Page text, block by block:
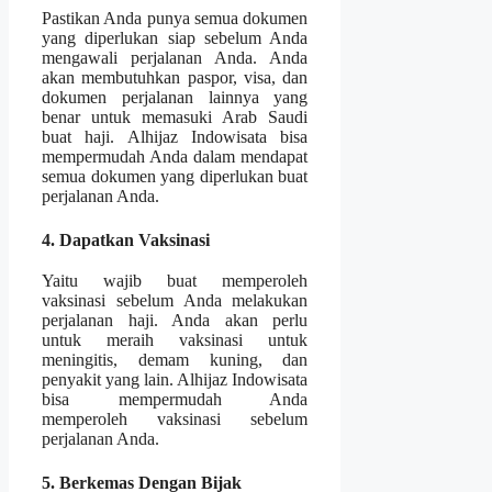
Pastikan Anda punya semua dokumen
yang diperlukan siap sebelum Anda
mengawali perjalanan Anda. Anda
akan membutuhkan paspor, visa, dan
dokumen perjalanan lainnya yang
benar untuk memasuki Arab Saudi
buat haji. Alhijaz Indowisata bisa
mempermudah Anda dalam mendapat
semua dokumen yang diperlukan buat
perjalanan Anda.
4. Dapatkan Vaksinasi
Yaitu wajib buat memperoleh
vaksinasi sebelum Anda melakukan
perjalanan haji. Anda akan perlu
untuk meraih vaksinasi untuk
meningitis, demam kuning, dan
penyakit yang lain. Alhijaz Indowisata
bisa mempermudah Anda
memperoleh vaksinasi sebelum
perjalanan Anda.
5. Berkemas Dengan Bijak